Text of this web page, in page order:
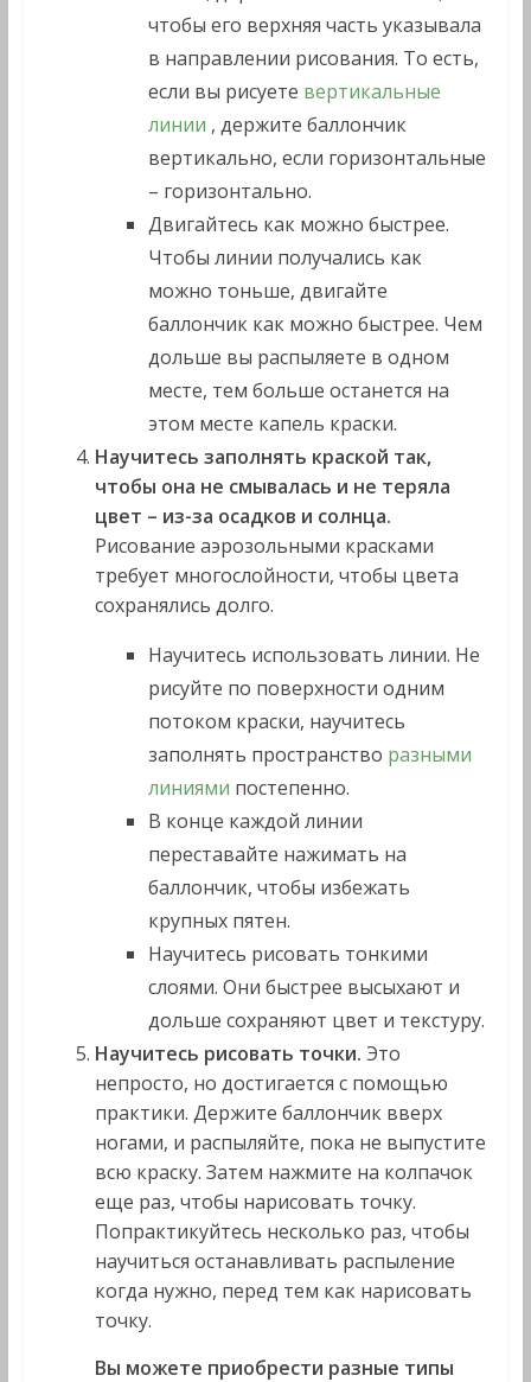
чтобы его верхняя часть указывала
в направлении рисования. То есть,
если вы рисуете вертикальные
линии , держите баллончик
вертикально, если горизонтальные
– горизонтально.
Двигайтесь как можно быстрее.
Чтобы линии получались как
можно тоньше, двигайте
баллончик как можно быстрее. Чем
дольше вы распыляете в одном
месте, тем больше останется на
этом месте капель краски.
Научитесь заполнять краской так,
чтобы она не смывалась и не теряла
цвет – из-за осадков и солнца.
Рисование аэрозольными красками
требует многослойности, чтобы цвета
сохранялись долго.
Научитесь использовать линии. Не
рисуйте по поверхности одним
потоком краски, научитесь
заполнять пространство разными
линиями постепенно.
В конце каждой линии
переставайте нажимать на
баллончик, чтобы избежать
крупных пятен.
Научитесь рисовать тонкими
слоями. Они быстрее высыхают и
дольше сохраняют цвет и текстуру.
Научитесь рисовать точки. Это
непросто, но достигается с помощью
практики. Держите баллончик вверх
ногами, и распыляйте, пока не выпустите
всю краску. Затем нажмите на колпачок
еще раз, чтобы нарисовать точку.
Попрактикуйтесь несколько раз, чтобы
научиться останавливать распыление
когда нужно, перед тем как нарисовать
точку.
Вы можете приобрести разные типы